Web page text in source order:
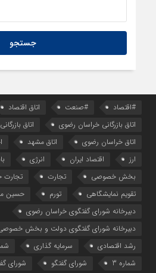
#اقتصاد #صنعت اتاق اقتصاد
اتاق بازرگانی خراسان رضوی
اتاق
اتاق خراسان رضوی
اتاق مشهد
ارز
اقتصاد ایران انرژی
بخش خصوصی
تجارت تجارت
تقویم نمایشگاهی
تورم
حسین
دبیرخانه شورای گفتگوی خراسان رضوی
دبیرخانه شورای گفتگوی دولت و بخش
رشد اقتصادی
سرمایه گذاری
شماره 3
شورای گفتگو شورای